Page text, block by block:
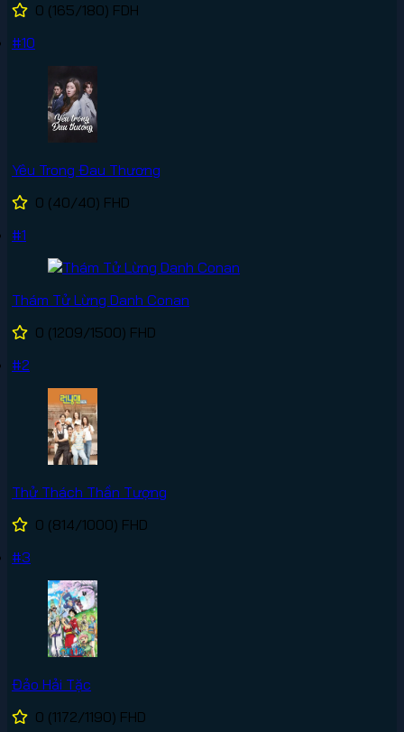
0 (165/180) FDH
#10
Yêu Trong Đau Thương
0 (40/40) FHD
#1
Thám Tử Lừng Danh Conan
0 (1209/1500) FHD
#2
Thử Thách Thần Tượng
0 (814/1000) FHD
#3
Đảo Hải Tặc
0 (1172/1190) FHD